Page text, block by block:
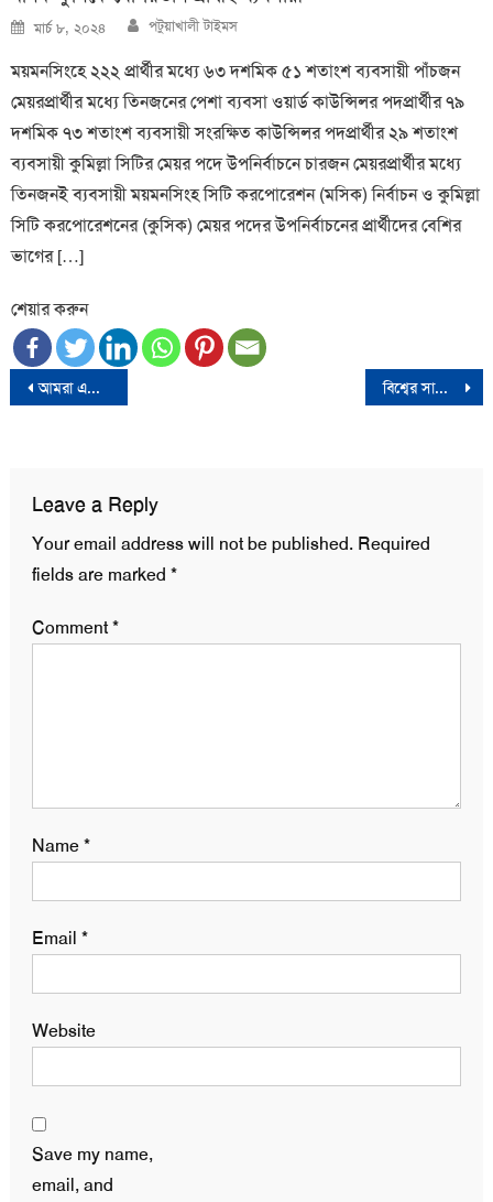
Posted
on
মার্চ ৮, ২০২৪ Author
পটুয়াখালী টাইমস
ময়মনসিংহে ২২২ প্রার্থীর মধ্যে ৬৩ দশমিক ৫১ শতাংশ ব্যবসায়ী পাঁচজন
মেয়রপ্রার্থীর মধ্যে তিনজনের পেশা ব্যবসা ওয়ার্ড কাউন্সিলর পদপ্রার্থীর ৭৯
দশমিক ৭৩ শতাংশ ব্যবসায়ী সংরক্ষিত কাউন্সিলর পদপ্রার্থীর ২৯ শতাংশ
ব্যবসায়ী কুমিল্লা সিটির মেয়র পদে উপনির্বাচনে চারজন মেয়রপ্রার্থীর মধ্যে
তিনজনই ব্যবসায়ী ময়মনসিংহ সিটি করপোরেশন (মসিক) নির্বাচন ও কুমিল্লা
সিটি করপোরেশনের (কুসিক) মেয়র পদের উপনির্বাচনের প্রার্থীদের বেশির
ভাগের […]
শেয়ার করুন
Post
আমরা একটা এক্সট্রাঅর্ডিনারি সিচুয়েশনে সরকার গঠন করতে যাচ্ছি- আসিফ নজরুল বিশ্বের সাথে তাল মিলিয়ে বাংলাদেশকে ঢেলে সাজাতে হবে- তারেক রহমান
Leave a Reply
Your email address will not be published. Required
fields are marked *
Comment*
Name*
Email *
Website
Save my name,
email, and